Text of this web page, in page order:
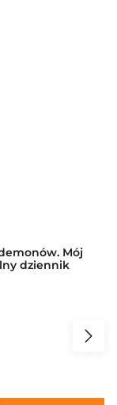
Mój
dziennik